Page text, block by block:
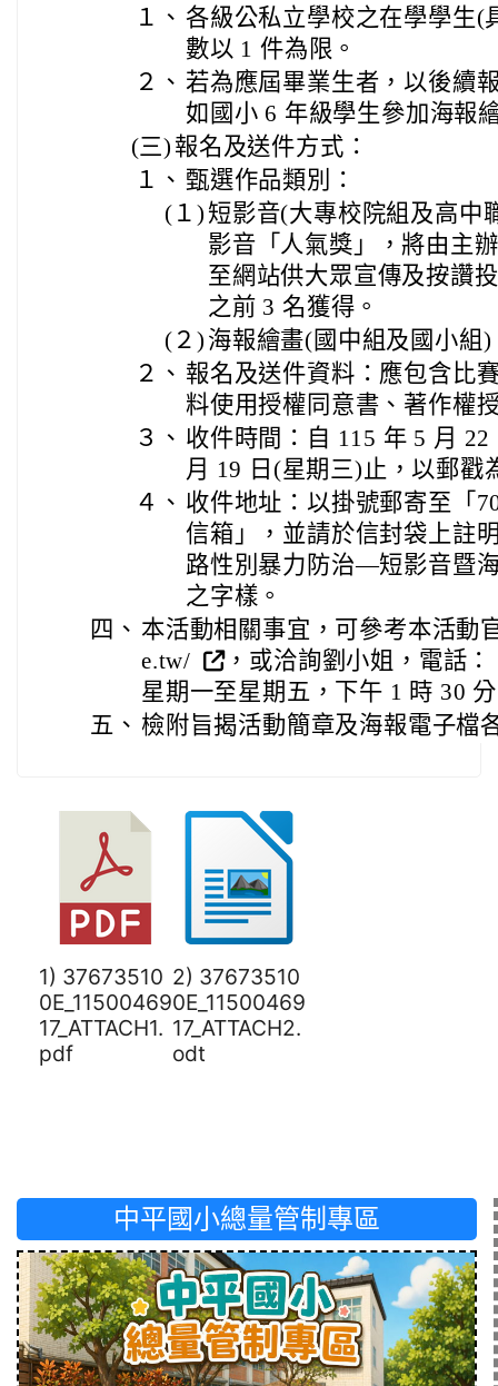
１、 各級公私立學校之在學學生(
數以 1 件為限。
２、 若為應屆畢業生者，以後續
如國小 6 年級學生參加海報
(三) 報名及送件方式：
１、 甄選作品類別：
(１) 短影音(大專校院組及高中
影音「人氣獎」，將由主
至網站供大眾宣傳及按讚
之前 3 名獲得。
(２) 海報繪畫(國中組及國小組)
２、 報名及送件資料：應包含比
料使用授權同意書、著作權
３、 收件時間：自 115 年 5 月
月 19 日(星期三)止，以郵戳
４、 收件地址：以掛號郵寄至「
信箱」，並請於信封袋上註
路性別暴力防治—短影音暨
之字樣。
四、 本活動相關事宜，可參考本活動
e.tw/
，或洽詢劉小姐，電話
星期一至星期五，下午 1 時 30
五、 檢附旨揭活動簡章及海報電子檔
1) 37673510
0E_11500469
17_ATTACH1.
pdf
2) 37673510
0E_11500469
17_ATTACH2.
odt
中平國小總量管制專區